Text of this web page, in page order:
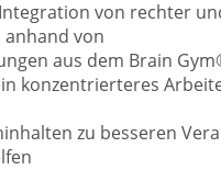
von rechter
anhand von
aus dem Brain
konzentrierteres
zu besseren